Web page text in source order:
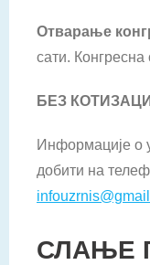
Отварање
сати.
БЕЗ
Информације о
добити на
СЛАЊЕ